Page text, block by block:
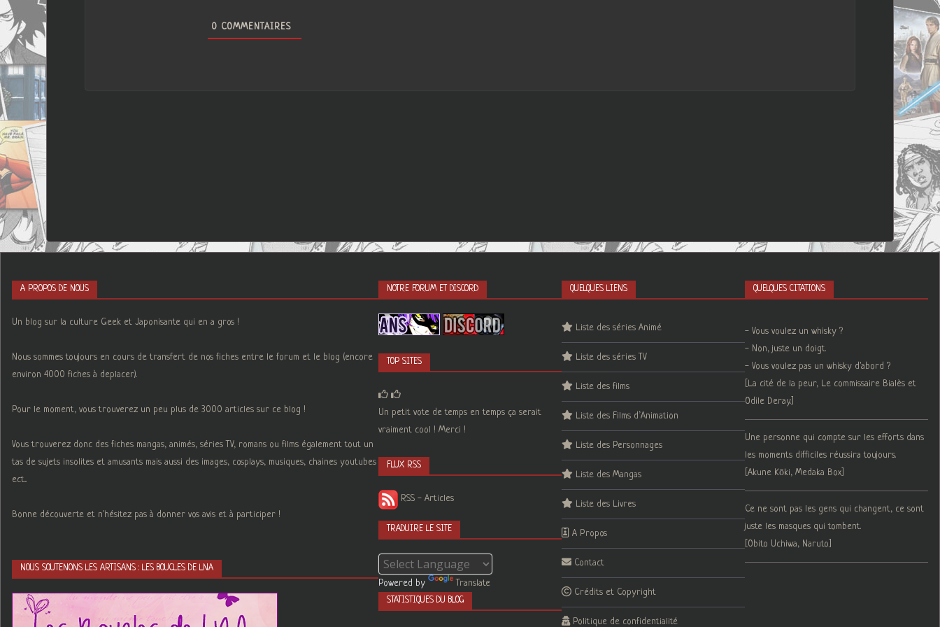
0 COMMENTAIRES
A PROPOS DE NOUS
Un blog sur la culture Geek et Japonisante qui en a gros !
Nous sommes toujours en cours de transfert de nos fiches entre le forum et le blog (encore
environ 4000 fiches à deplacer).
Pour le moment, vous trouverez un peu plus de 3000 articles sur ce blog !
Vous trouverez donc des fiches mangas, animés, séries TV, romans ou films également tout un
tas de sujets insolites et amusants mais aussi des images, cosplays, musiques, chaines youtubes
ect...
Bonne découverte et n'hésitez pas à donner vos avis et à participer !
NOUS SOUTENONS LES ARTISANS : LES BOUCLES DE LNA
NOTRE FORUM ET DISCORD
TOP SITES
Un petit vote de temps en temps ça serait
vraiment cool ! Merci !
FLUX RSS
RSS - Articles
TRADUIRE LE SITE
Powered by Translate
STATISTIQUES DU BLOG
QUELQUES LIENS
Liste des séries Animé
Liste des séries TV
Liste des films
Liste des Films d’Animation
Liste des Personnages
Liste des Mangas
Liste des Livres
A Propos
Contact
Crédits et Copyright
Politique de confidentialité
QUELQUES CITATIONS
- Vous voulez un whisky ?
- Non, juste un doigt.
- Vous voulez pas un whisky d'abord ?
[La cité de la peur, Le commissaire Bialès et
Odile Deray.]
Une personne qui compte sur les efforts dans
les moments difficiles réussira toujours.
[Akune Kōki, Medaka Box]
Ce ne sont pas les gens qui changent, ce sont
juste les masques qui tombent.
[Obito Uchiwa, Naruto]